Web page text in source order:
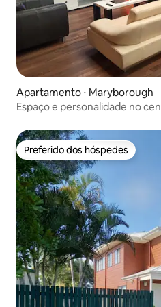
Apartamento ⋅ Maryborough
Espaço e personalidade no
Preferido dos hóspedes
Preferido dos hóspedes